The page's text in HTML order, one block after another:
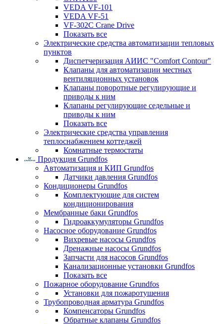
VEDA VF-101
VEDA VF-51
VF-302C Crane Drive
Показать все
Электрические средства автоматизации тепловых
пунктов
Диспетчеризация АИИС "Comfort Contour"
Клапаны для автоматизации местных
вентиляционных установок
Клапаны поворотные регулирующие и
приводы к ним
Клапаны регулирующие седельные и
приводы к ним
Показать все
Электрические средства управления
теплоснабжением коттеджей
Комнатные термостаты
Продукция Grundfos
Автоматизация и КИП Grundfos
Датчики давления Grundfos
Кондиционеры Grundfos
Комплектующие для систем
кондиционирования
Мембранные баки Grundfos
Гидроаккумуляторы Grundfos
Насосное оборудование Grundfos
Вихревые насосы Grundfos
Дренажные насосы Grundfos
Запчасти для насосов Grundfos
Канализационные установки Grundfos
Показать все
Пожарное оборудование Grundfos
Установки для пожаротушения
Трубопроводная арматура Grundfos
Компенсаторы Grundfos
Обратные клапаны Grundfos